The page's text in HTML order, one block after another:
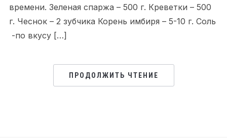
времени. Зеленая спаржа – 500 г. Креветки – 500
г. Чеснок – 2 зубчика Корень имбиря – 5-10 г. Соль
-по вкусу […]
ПРОДОЛЖИТЬ ЧТЕНИЕ